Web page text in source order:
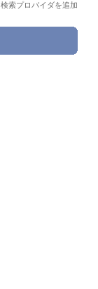
検索プロバイダを追加